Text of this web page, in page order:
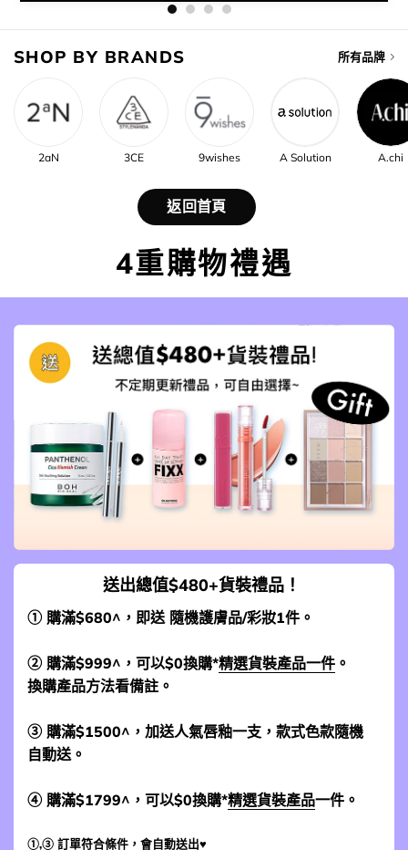
SHOP BY BRANDS 所有品牌
2aN 3CE 9wishes A Solution A.chi
返回首頁
4重購物禮遇
送出總值$480+貨裝禮品！
① 購滿$680^，即送 隨機護膚品/彩妝1件。
② 購滿$999^，可以$0換購*精選貨裝產品一件 。
換購產品方法看備註。
③ 購滿$1500^，加送人氣唇釉一支，款式色款隨機
自動送。
④ 購滿$1799^，可以$0換購*精選貨裝產品一件。
①,③ 訂單符合條件，會自動送出♥